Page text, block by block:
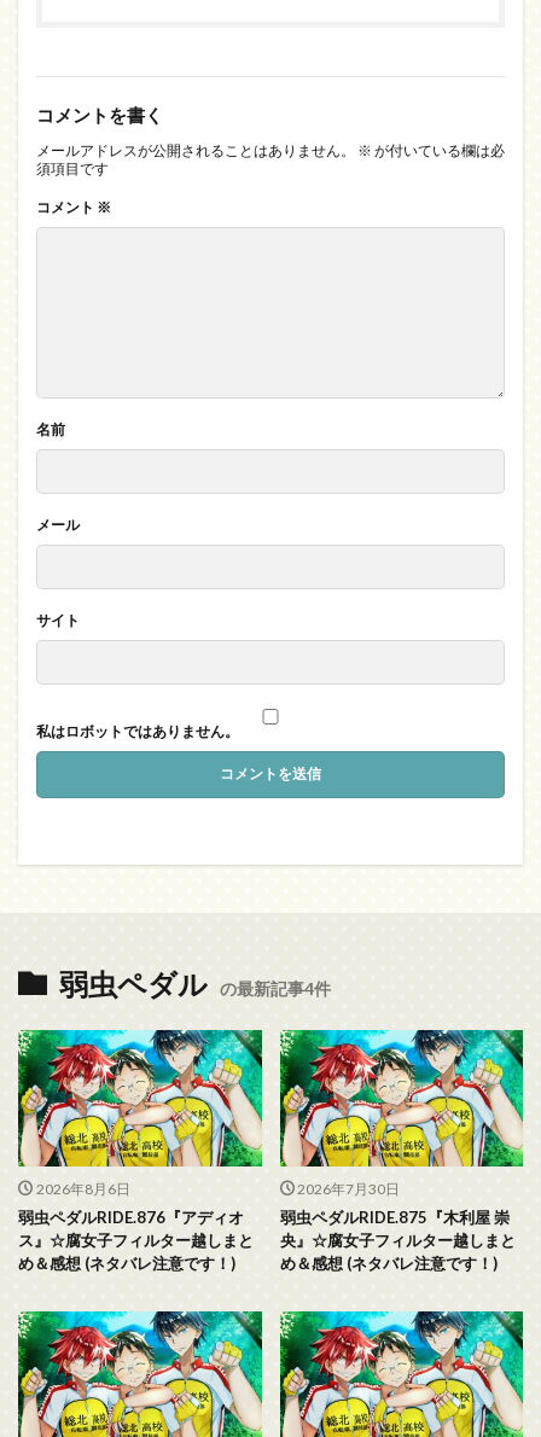
コメントを書く
メールアドレスが公開されることはありません。 ※ が付いている欄は必
須項目です
コメント ※
名前
メール
サイト
私はロボットではありません。
弱虫ペダル の最新記事4件
2026年8月6日
弱虫ペダルRIDE.876『アディオ
ス』☆腐女子フィルター越しまと
め＆感想 (ネタバレ注意です！)
2026年7月30日
弱虫ペダルRIDE.875『木利屋 崇
央』☆腐女子フィルター越しまと
め＆感想 (ネタバレ注意です！)